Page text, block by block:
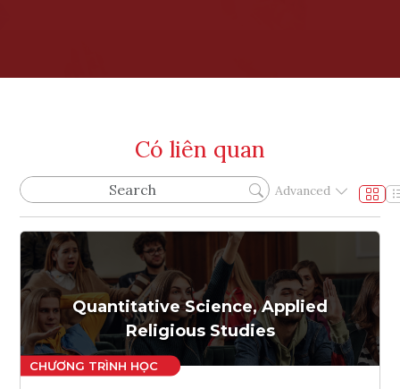
Có liên quan
Advanced
Quantitative Science, Applied
Religious Studies